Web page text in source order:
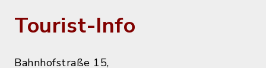
Tourist-Info
Bahnhofstraße 15,